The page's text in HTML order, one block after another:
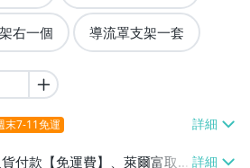
右一個 導流罩支架一套
末7-11免運
貨付款【免運費】、萊爾富取